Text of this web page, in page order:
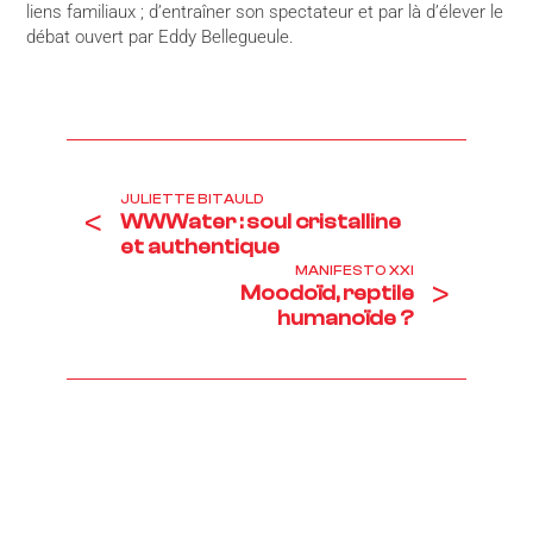
liens familiaux ; d’entraîner son spectateur et par là d’élever le
débat ouvert par Eddy Bellegueule.
<
JULIETTE BITAULD
WWWater : soul cristalline
et authentique
MANIFESTO XXI
Moodoïd, reptile
humanoïde ?
>